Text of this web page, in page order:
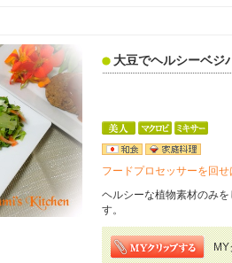
大豆でヘルシーベジ
フードプロセッサーを回
ヘルシーな植物素材のみ
す。
MY